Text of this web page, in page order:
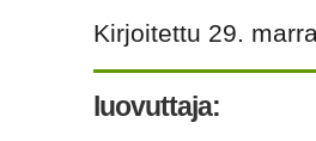
Kirjoitettu 29.
luovuttaja: